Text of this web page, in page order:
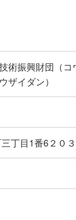
術振興財団（
ザイダン）
丁目1番6２０